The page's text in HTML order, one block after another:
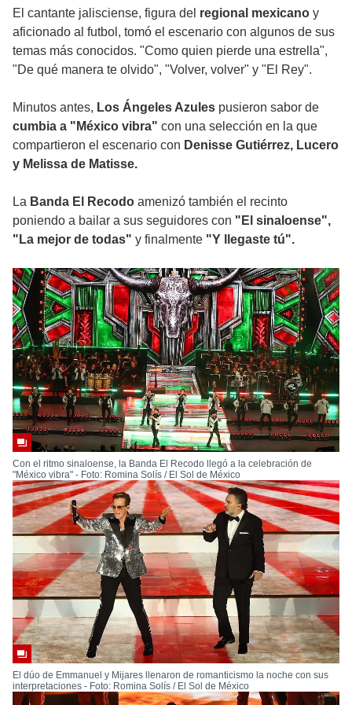
El cantante jalisciense, figura del regional mexicano y
aficionado al futbol, tomó el escenario con algunos de sus
temas más conocidos. "Como quien pierde una estrella",
"De qué manera te olvido", "Volver, volver" y "El Rey".
Minutos antes, Los Ángeles Azules pusieron sabor de
cumbia a "México vibra" con una selección en la que
compartieron el escenario con Denisse Gutiérrez, Lucero
y Melissa de Matisse.
La Banda El Recodo amenizó también el recinto
poniendo a bailar a sus seguidores con "El sinaloense",
"La mejor de todas" y finalmente "Y llegaste tú".
Con el ritmo sinaloense, la Banda El Recodo llegó a la celebración de
"México vibra" - Foto: Romina Solís / El Sol de México
El dúo de Emmanuel y Mijares llenaron de romanticismo la noche con sus
interpretaciones - Foto: Romina Solís / El Sol de México